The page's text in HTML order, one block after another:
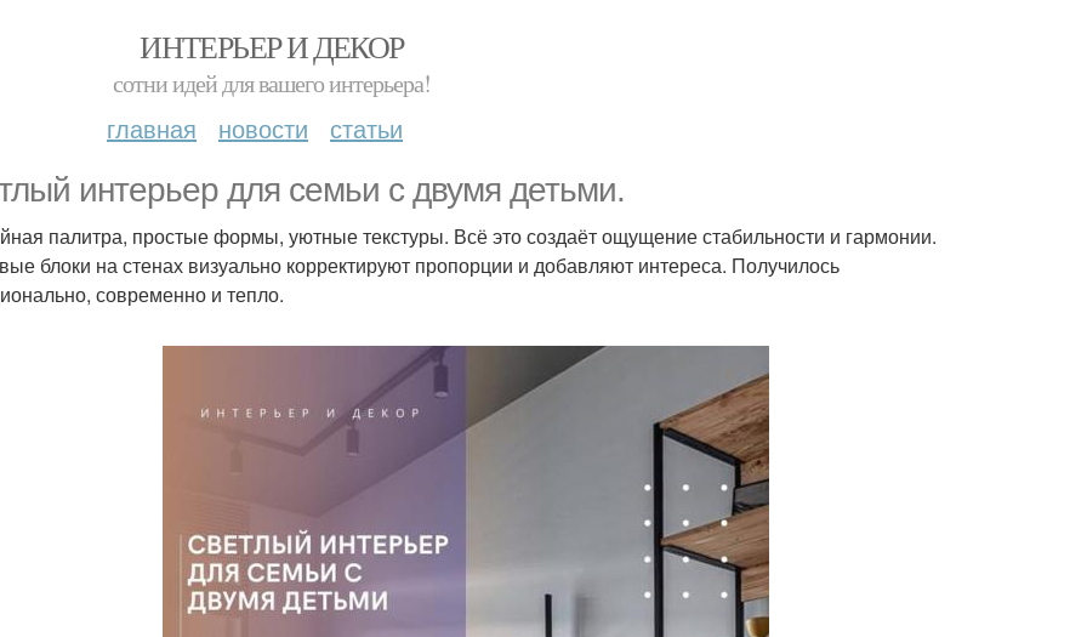
ИНТЕРЬЕР И ДЕКОР
сотни идей для вашего интерьера!
главная новости статьи
интерьер для семьи с двумя детьми.
палитра, простые формы, уютные текстуры. Всё это создаёт ощущение стабильности и гармонии.
блоки на стенах визуально корректируют пропорции и добавляют интереса. Получилось
современно и тепло.